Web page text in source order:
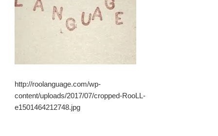
http://roolanguage.com/wp-
content/uploads/2017/07/cropped-RooLL-
e1501464212748.jpg